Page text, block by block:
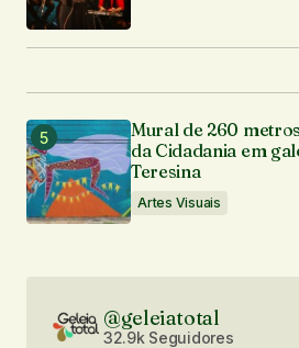
Mural de 260
da Cidadania em
Teresina
Artes Visuais
@geleiatotal
32.9k Seguidores